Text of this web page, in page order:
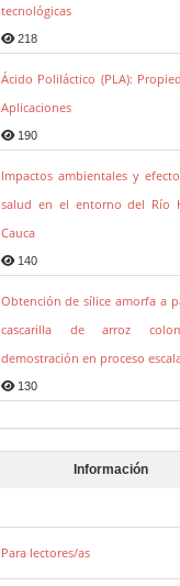
tecnológicas
218
Ácido Poliláctico (PLA):
Aplicaciones
190
Impactos ambientales y
salud en el entorno del Río
Cauca
140
Obtención de sílice amorfa a
cascarilla de arroz
demostración en proceso
130
Información
Para lectores/as